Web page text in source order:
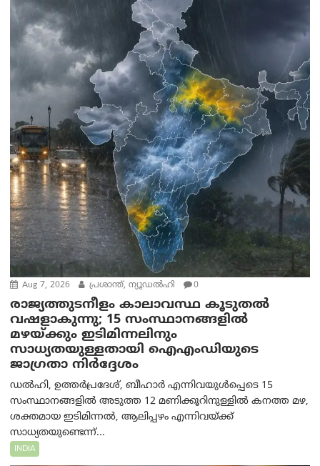
Aug 7, 2026 പ്രശാന്ത്, ന്യൂഡല്‍ഹി 0
രാജ്യത്തുടനീളം കാലാവസ്ഥ കൂടുതൽ
വഷളാകുന്നു; 15 സംസ്ഥാനങ്ങളിൽ
മഴയ്ക്കും ഇടിമിന്നലിനും
സാധ്യതയുള്ളതായി ഐഎംഡിയുടെ
ജാഗ്രതാ നിർദ്ദേശം
ഡൽഹി, ഉത്തർപ്രദേശ്, ബീഹാർ എന്നിവയുൾപ്പെടെ 15
സംസ്ഥാനങ്ങളിൽ അടുത്ത 12 മണിക്കൂറിനുള്ളിൽ കനത്ത മഴ,
ശക്തമായ ഇടിമിന്നൽ, ആലിപ്പഴം എന്നിവയ്ക്ക്
സാധ്യതയുണ്ടെന്ന്...
INDIA